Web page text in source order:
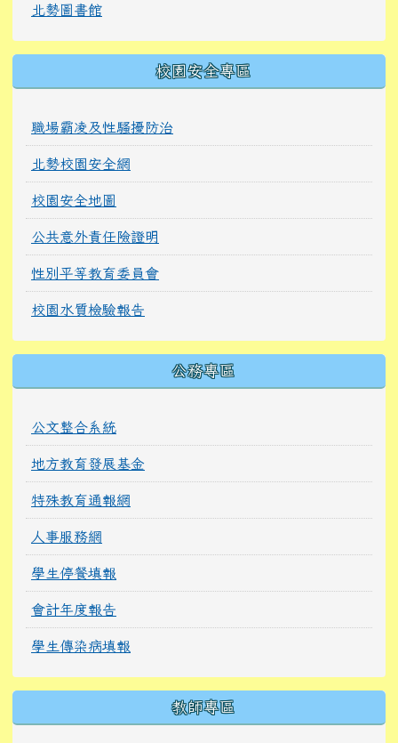
北勢圖書館
校園安全專區
職場霸凌及性騷擾防治
北勢校園安全網
校園安全地圖
公共意外責任險證明
性別平等教育委員會
校園水質檢驗報告
公務專區
公文整合系統
地方教育發展基金
特殊教育通報網
人事服務網
學生停餐填報
會計年度報告
學生傳染病填報
教師專區